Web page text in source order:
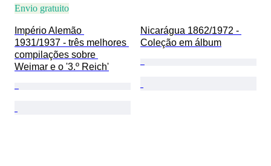
Envio gratuito
Império Alemão
1931/1937 - três melhores
compilações sobre
Weimar e o '3.º Reich'
Nicarágua 1862/1972 -
Coleção em álbum